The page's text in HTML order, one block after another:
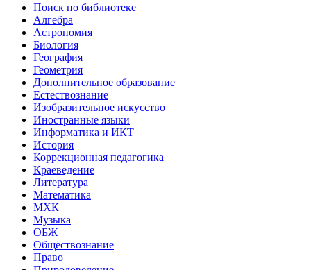
Поиск по библиотеке
Алгебра
Астрономия
Биология
География
Геометрия
Дополнительное образование
Естествознание
Изобразительное искусство
Иностранные языки
Информатика и ИКТ
История
Коррекционная педагогика
Краеведение
Литература
Математика
МХК
Музыка
ОБЖ
Обществознание
Право